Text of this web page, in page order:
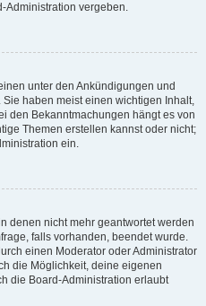
Administration vergeben.
unter den Ankündigungen und
haben meist einen wichtigen Inhalt,
den Bekanntmachungen hängt es von
Themen erstellen kannst oder nicht;
ein.
denen nicht mehr geantwortet werden
falls vorhanden, beendet wurde.
einen Moderator oder Administrator
die Möglichkeit, deine eigenen
die Board-Administration erlaubt